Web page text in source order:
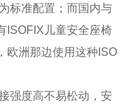
标准配置；而国内与
ISOFIX儿童安全座椅
欧洲那边使用这种ISO
强度高不易松动，安